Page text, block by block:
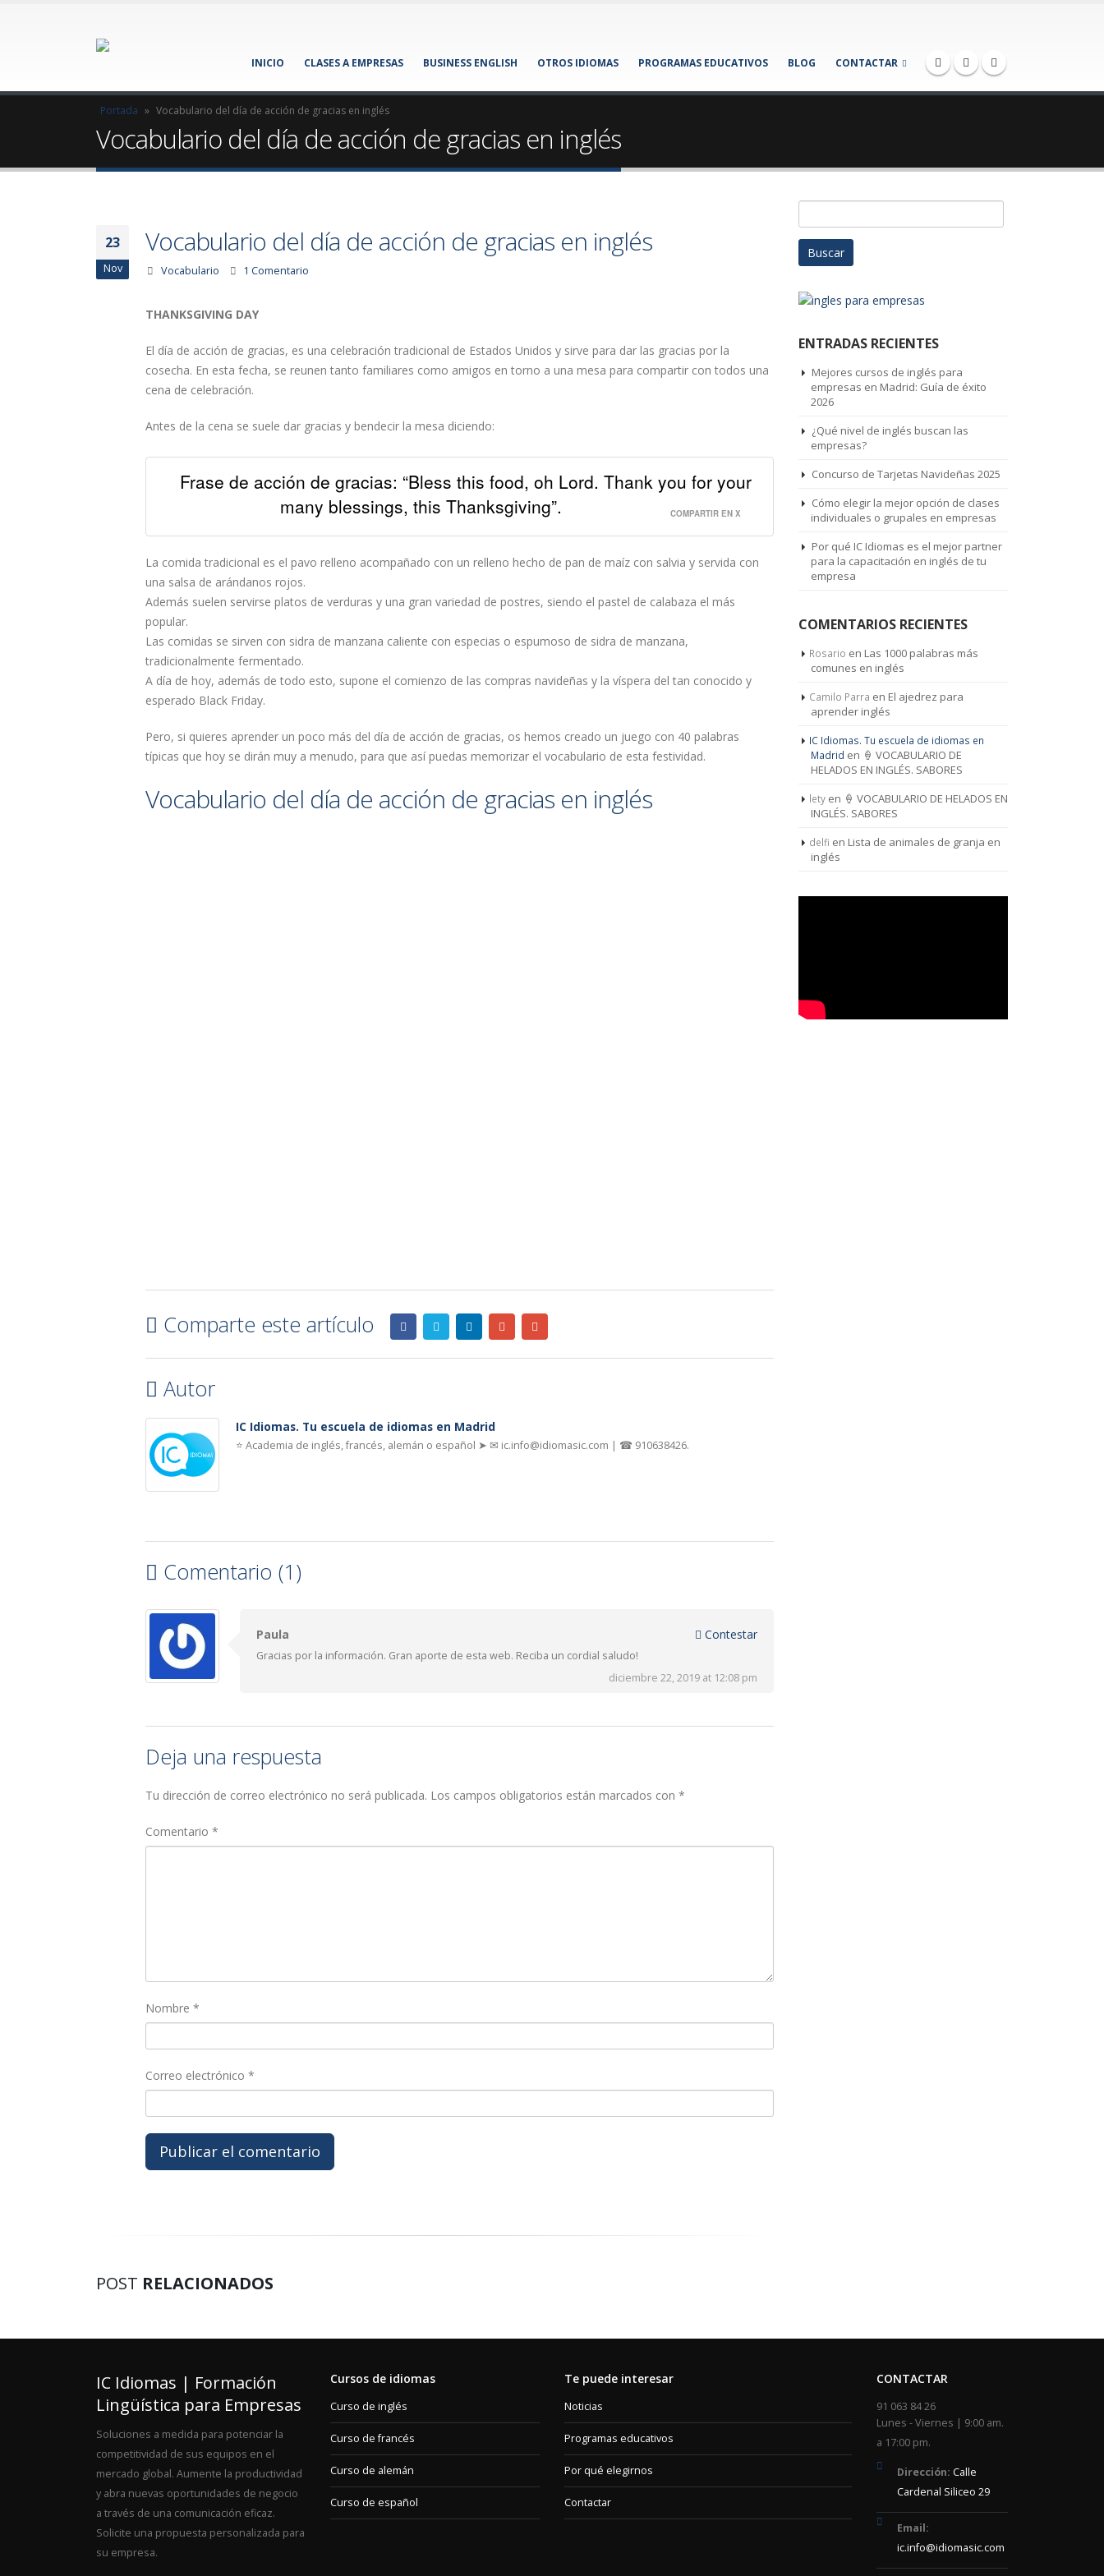
INICIO CLASES A EMPRESAS BUSINESS ENGLISH OTROS IDIOMAS PROGRAMAS EDUCATIVOS BLOG CONTACTAR
Portada » Vocabulario del día de acción de gracias en inglés
Vocabulario del día de acción de gracias en inglés
23
Nov
Vocabulario del día de acción de gracias en inglés
Vocabulario 1 Comentario
THANKSGIVING DAY
El día de acción de gracias, es una celebración tradicional de Estados Unidos y sirve para dar las gracias por la
cosecha. En esta fecha, se reunen tanto familiares como amigos en torno a una mesa para compartir con todos una
cena de celebración.
Antes de la cena se suele dar gracias y bendecir la mesa diciendo:
Frase de acción de gracias: “Bless this food, oh Lord. Thank you for your
many blessings, this Thanksgiving”.
COMPARTIR EN X
La comida tradicional es el pavo relleno acompañado con un relleno hecho de pan de maíz con salvia y servida con
una salsa de arándanos rojos.
Además suelen servirse platos de verduras y una gran variedad de postres, siendo el pastel de calabaza el más
popular.
Las comidas se sirven con sidra de manzana caliente con especias o espumoso de sidra de manzana,
tradicionalmente fermentado.
A día de hoy, además de todo esto, supone el comienzo de las compras navideñas y la víspera del tan conocido y
esperado Black Friday.
Pero, si quieres aprender un poco más del día de acción de gracias, os hemos creado un juego con 40 palabras
típicas que hoy se dirán muy a menudo, para que así puedas memorizar el vocabulario de esta festividad.
Vocabulario del día de acción de gracias en inglés
Comparte este artículo
Autor
IC Idiomas. Tu escuela de idiomas en Madrid
⭐ Academia de inglés, francés, alemán o español ➤ ✉ ic.info@idiomasic.com | ☎ 910638426.
Comentario (1)
Paula Contestar
Gracias por la información. Gran aporte de esta web. Reciba un cordial saludo!
diciembre 22, 2019 at 12:08 pm
Deja una respuesta
Tu dirección de correo electrónico no será publicada. Los campos obligatorios están marcados con *
Comentario *
Nombre *
Correo electrónico *
POST RELACIONADOS
ENTRADAS RECIENTES
Mejores cursos de inglés para
empresas en Madrid: Guía de éxito
2026
¿Qué nivel de inglés buscan las
empresas?
Concurso de Tarjetas Navideñas 2025
Cómo elegir la mejor opción de clases
individuales o grupales en empresas
Por qué IC Idiomas es el mejor partner
para la capacitación en inglés de tu
empresa
COMENTARIOS RECIENTES
Rosario en Las 1000 palabras más
comunes en inglés
Camilo Parra en El ajedrez para
aprender inglés
IC Idiomas. Tu escuela de idiomas en
Madrid en 🍦 VOCABULARIO DE
HELADOS EN INGLÉS. SABORES
lety en 🍦 VOCABULARIO DE HELADOS EN
INGLÉS. SABORES
delfi en Lista de animales de granja en
inglés
IC Idiomas | Formación
Lingüística para Empresas
Soluciones a medida para potenciar la
competitividad de sus equipos en el
mercado global. Aumente la productividad
y abra nuevas oportunidades de negocio
a través de una comunicación eficaz.
Solicite una propuesta personalizada para
su empresa.
Cursos de idiomas
Curso de inglés
Curso de francés
Curso de alemán
Curso de español
Te puede interesar
Noticias
Programas educativos
Por qué elegirnos
Contactar
CONTACTAR
91 063 84 26
Lunes - Viernes | 9:00 am.
a 17:00 pm.
Dirección: Calle
Cardenal Siliceo 29
Email:
ic.info@idiomasic.com